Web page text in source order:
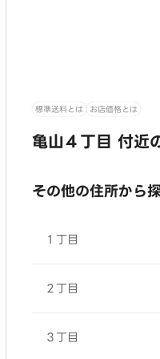
標準送料とは お店価格とは
亀山４丁目 付近
その他の住所から
１丁目
２丁目
３丁目